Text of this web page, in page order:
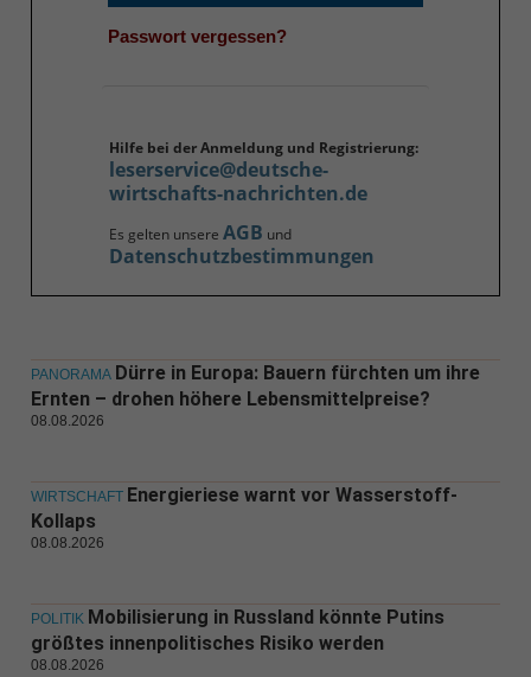
Passwort vergessen?
Hilfe bei der Anmeldung und Registrierung:
leserservice@deutsche-
wirtschafts-nachrichten.de
Es gelten unsere AGB und
Datenschutzbestimmungen
PANORAMA Dürre in Europa: Bauern fürchten um ihre
Ernten – drohen höhere Lebensmittelpreise?
08.08.2026
WIRTSCHAFT Energieriese warnt vor Wasserstoff-
Kollaps
08.08.2026
POLITIK Mobilisierung in Russland könnte Putins
größtes innenpolitisches Risiko werden
08.08.2026